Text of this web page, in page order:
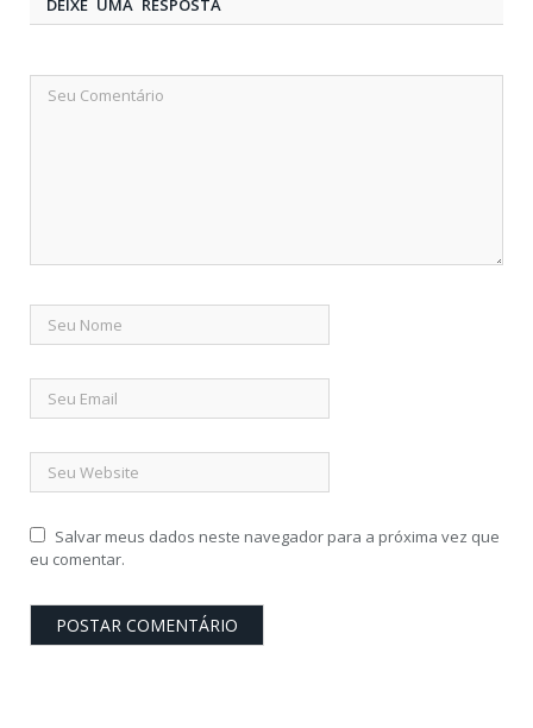
DEIXE UMA RESPOSTA
Salvar meus dados neste navegador para a próxima vez que
eu comentar.